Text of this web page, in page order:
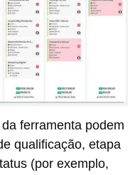
ferramenta podem
qualificação, etapa
(por exemplo,